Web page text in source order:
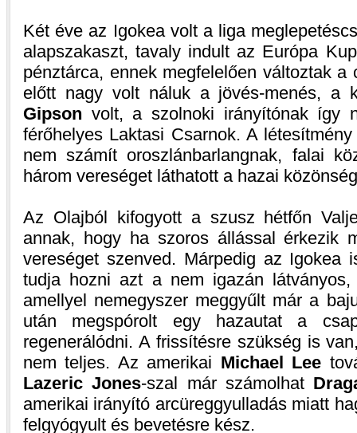
Két éve az Igokea volt a liga
alapszakaszt, tavaly indult az Európa
pénztárca, ennek megfelelően változtak
előtt nagy volt náluk a jövés-menés, a
Gipson volt, a szolnoki irányítónak így
férőhelyes Laktasi Csarnok. A
nem számít oroszlánbarlangnak, falai
három vereséget láthatott a hazai
Az Olajból kifogyott a szusz hétfőn
annak, hogy ha szoros állással érkezik
vereséget szenved. Márpedig az Igokea
tudja hozni azt a nem igazán
amellyel nemegyszer meggyűlt már a
után megspórolt egy hazautat a
regenerálódni. A frissítésre szükség is
nem teljes. Az amerikai Michael Lee
Lazeric Jones-szal már számolhat
amerikai irányító arcüreggyulladás miatt
felgyógyult és bevetésre kész.